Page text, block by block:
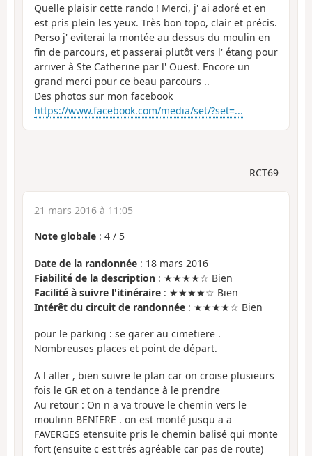
Quelle plaisir cette rando ! Merci, j' ai adoré et en
est pris plein les yeux. Très bon topo, clair et précis.
Perso j' eviterai la montée au dessus du moulin en
fin de parcours, et passerai plutôt vers l' étang pour
arriver à Ste Catherine par l' Ouest. Encore un
grand merci pour ce beau parcours ..
Des photos sur mon facebook
https://www.facebook.com/media/set/?set=...
RCT69
21 mars 2016 à 11:05
Note globale : 4 / 5
Date de la randonnée : 18 mars 2016
Fiabilité de la description : ★★★★☆ Bien
Facilité à suivre l'itinéraire : ★★★★☆ Bien
Intérêt du circuit de randonnée : ★★★★☆ Bien
pour le parking : se garer au cimetiere .
Nombreuses places et point de départ.
A l aller , bien suivre le plan car on croise plusieurs
fois le GR et on a tendance à le prendre
Au retour : On n a va trouve le chemin vers le
moulinn BENIERE . on est monté jusqu a a
FAVERGES etensuite pris le chemin balisé qui monte
fort (ensuite c est trés agréable car pas de route)